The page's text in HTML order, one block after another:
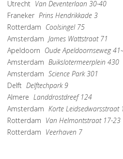
Utrecht Van Deventerlaan 30-40
Franeker Prins Hendrikkade 3
Rotterdam Coolsingel 75
Amsterdam James Wattstraat 71
Apeldoorn Oude Apeldoornseweg
Amsterdam Buikslotermeerplein 430
Amsterdam Science Park 301
Delft Delftechpark 9
Almere Landdrostdreef 124
Amsterdam Korte Leidsedwarsstraat
Rotterdam Van Helmontstraat 17-23
Rotterdam Veerhaven 7